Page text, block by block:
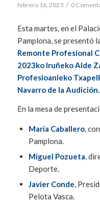
febrero 16, 2023 / 0
Esta martes, en el
Pamplona, se presentó
Remonte Profesional
2023ko Iruñeko Alde
Profesioanleko
Navarro de la Audición.
En la mesa de
María Caballero,
Pamplona.
Miguel Pozueta,
Deporte.
Javier Conde,
Pelota Vasca.